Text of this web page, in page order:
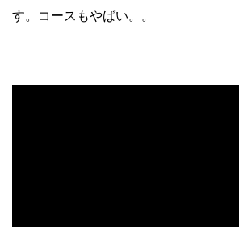
す。コースもやばい。。